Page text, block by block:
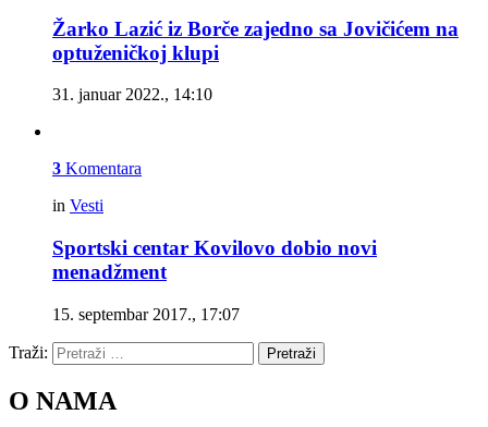
Žarko Lazić iz Borče zajedno sa Jovičićem na
optuženičkoj klupi
31. januar 2022., 14:10
3 Komentara
in Vesti
Sportski centar Kovilovo dobio novi
menadžment
15. septembar 2017., 17:07
Traži: Pretraži
O NAMA